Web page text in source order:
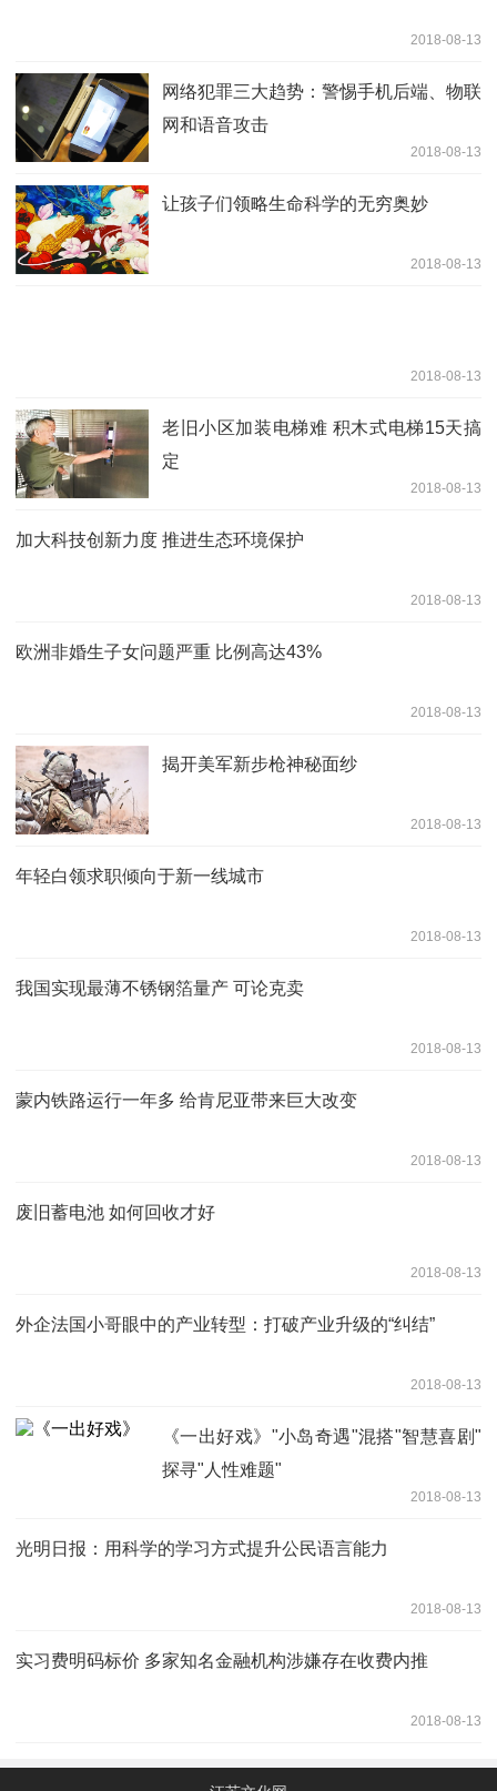
2018-08-13
网络犯罪三大趋势：警惕手机后端、物联
网和语音攻击
2018-08-13
让孩子们领略生命科学的无穷奥妙
2018-08-13
2018-08-13
老旧小区加装电梯难 积木式电梯15天搞
定
2018-08-13
加大科技创新力度 推进生态环境保护
2018-08-13
欧洲非婚生子女问题严重 比例高达43%
2018-08-13
揭开美军新步枪神秘面纱
2018-08-13
年轻白领求职倾向于新一线城市
2018-08-13
我国实现最薄不锈钢箔量产 可论克卖
2018-08-13
蒙内铁路运行一年多 给肯尼亚带来巨大改变
2018-08-13
废旧蓄电池 如何回收才好
2018-08-13
外企法国小哥眼中的产业转型：打破产业升级的“纠结”
2018-08-13
《一出好戏》"小岛奇遇"混搭"智慧喜剧"
探寻"人性难题"
2018-08-13
光明日报：用科学的学习方式提升公民语言能力
2018-08-13
实习费明码标价 多家知名金融机构涉嫌存在收费内推
2018-08-13